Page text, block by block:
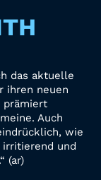
das aktuelle
ihren neuen
prämiert
Auch
wie
irritierend und
(ar)